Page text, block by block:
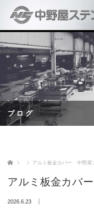
ブログ
ホーム アルミ板金カバー 中野屋
アルミ板金カバ
2026.6.23